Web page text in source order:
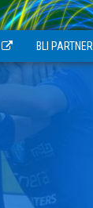
BLI PARTNER